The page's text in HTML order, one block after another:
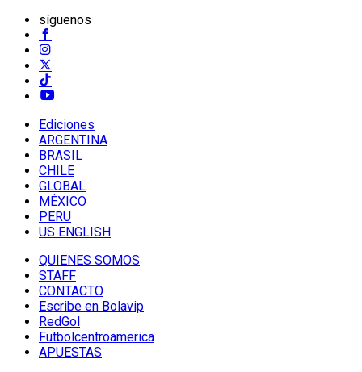
síguenos
Ediciones
ARGENTINA
BRASIL
CHILE
GLOBAL
MÉXICO
PERU
US ENGLISH
QUIENES SOMOS
STAFF
CONTACTO
Escribe en Bolavip
RedGol
Futbolcentroamerica
APUESTAS